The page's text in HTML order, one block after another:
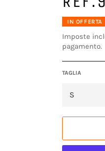
IN OFFERTA
Imposte
pagamento.
TAGLIA